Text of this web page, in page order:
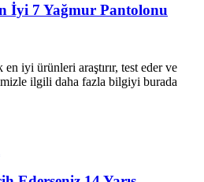
İyi 7 Yağmur Pantolonu
iyi ürünleri araştırır, test eder ve
ilgili daha fazla bilgiyi burada